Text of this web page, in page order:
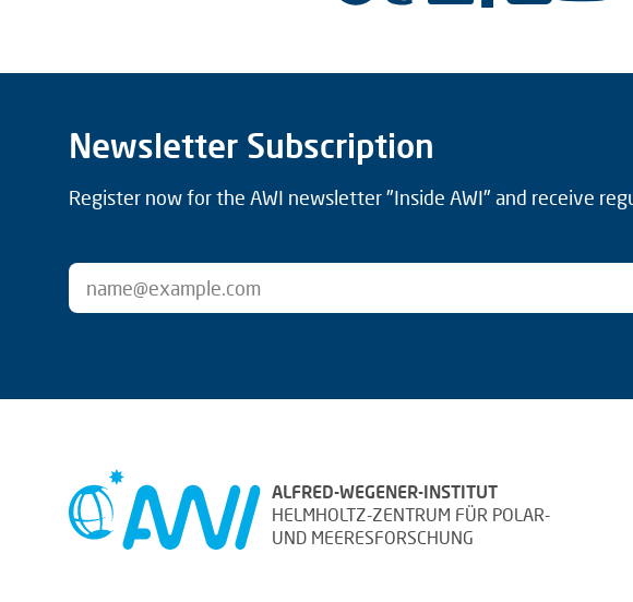
Newsletter Subscription
Register now for the AWI newsletter "Inside AWI" and receive
ALFRED-WEGENER-INSTITUT
HELMHOLTZ-ZENTRUM FÜR POLAR-
UND MEERESFORSCHUNG